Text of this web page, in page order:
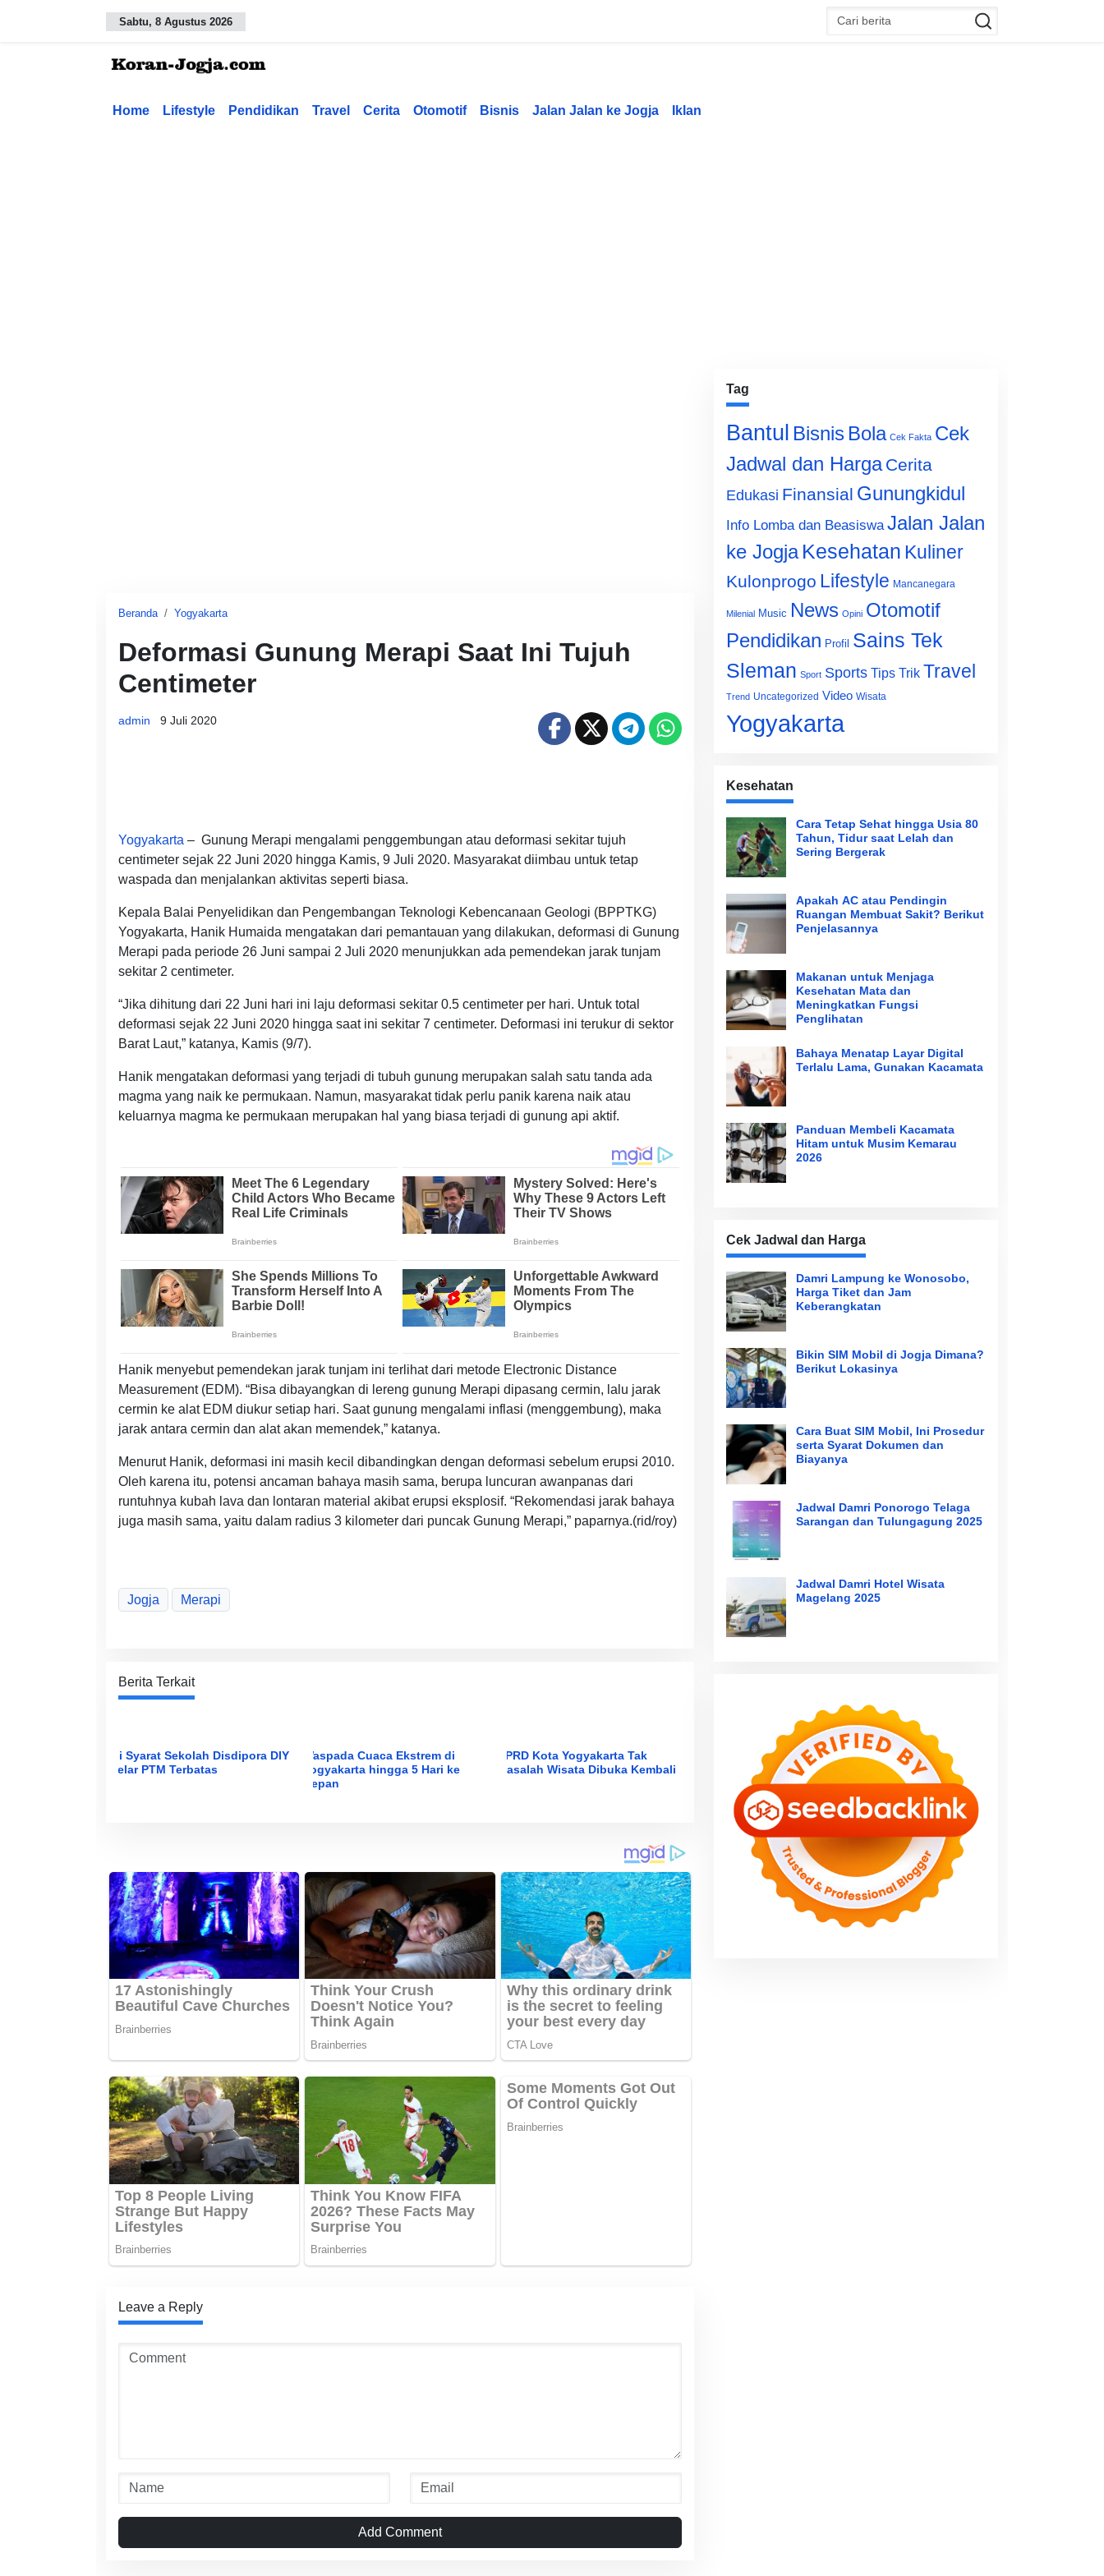
Sabtu, 8 Agustus 2026
Home Lifestyle Pendidikan Travel Cerita Otomotif Bisnis Jalan Jalan ke Jogja Iklan
Beranda Yogyakarta
Deformasi Gunung Merapi Saat Ini Tujuh
Centimeter
admin 9 Juli 2020
Yogyakarta – Gunung Merapi mengalami penggembungan atau deformasi sekitar tujuh
centimeter sejak 22 Juni 2020 hingga Kamis, 9 Juli 2020. Masyarakat diimbau untuk tetap
waspada dan menjalankan aktivitas seperti biasa.
Kepala Balai Penyelidikan dan Pengembangan Teknologi Kebencanaan Geologi (BPPTKG)
Yogyakarta, Hanik Humaida mengatakan dari pemantauan yang dilakukan, deformasi di Gunung
Merapi pada periode 26 Juni sampai 2 Juli 2020 menunjukkan ada pemendekan jarak tunjam
sekitar 2 centimeter.
“Jika dihitung dari 22 Juni hari ini laju deformasi sekitar 0.5 centimeter per hari. Untuk total
deformasi sejak 22 Juni 2020 hingga saat ini sekitar 7 centimeter. Deformasi ini terukur di sektor
Barat Laut,” katanya, Kamis (9/7).
Hanik mengatakan deformasi yang terjadi di tubuh gunung merupakan salah satu tanda ada
magma yang naik ke permukaan. Namun, masyarakat tidak perlu panik karena naik atau
keluarnya magma ke permukaan merupakan hal yang biasa terjadi di gunung api aktif.
Hanik menyebut pemendekan jarak tunjam ini terlihat dari metode Electronic Distance
Measurement (EDM). “Bisa dibayangkan di lereng gunung Merapi dipasang cermin, lalu jarak
cermin ke alat EDM diukur setiap hari. Saat gunung mengalami inflasi (menggembung), maka
jarak antara cermin dan alat akan memendek,” katanya.
Menurut Hanik, deformasi ini masih kecil dibandingkan dengan deformasi sebelum erupsi 2010.
Oleh karena itu, potensi ancaman bahaya masih sama, berupa luncuran awanpanas dari
runtuhnya kubah lava dan lontaran material akibat erupsi eksplosif. “Rekomendasi jarak bahaya
juga masih sama, yaitu dalam radius 3 kilometer dari puncak Gunung Merapi,” paparnya.(rid/roy)
Jogja Merapi
Berita Terkait
Ini Syarat Sekolah Disdipora DIY
Gelar PTM Terbatas
Waspada Cuaca Ekstrem di
Yogyakarta hingga 5 Hari ke
Depan
DPRD Kota Yogyakarta Tak
Masalah Wisata Dibuka Kembali
Leave a Reply
Add Comment
Tag
Bantul Bisnis Bola Cek Fakta Cek
Jadwal dan Harga Cerita
Edukasi Finansial Gunungkidul
Info Lomba dan Beasiswa Jalan Jalan
ke Jogja Kesehatan Kuliner
Kulonprogo Lifestyle Mancanegara
Milenial Music News Opini Otomotif
Pendidikan Profil Sains Tek
Sleman Sport Sports Tips Trik Travel
Trend Uncategorized Video Wisata
Yogyakarta
Kesehatan
Cara Tetap Sehat hingga Usia 80
Tahun, Tidur saat Lelah dan
Sering Bergerak
Apakah AC atau Pendingin
Ruangan Membuat Sakit? Berikut
Penjelasannya
Makanan untuk Menjaga
Kesehatan Mata dan
Meningkatkan Fungsi
Penglihatan
Bahaya Menatap Layar Digital
Terlalu Lama, Gunakan Kacamata
Panduan Membeli Kacamata
Hitam untuk Musim Kemarau
2026
Cek Jadwal dan Harga
Damri Lampung ke Wonosobo,
Harga Tiket dan Jam
Keberangkatan
Bikin SIM Mobil di Jogja Dimana?
Berikut Lokasinya
Cara Buat SIM Mobil, Ini Prosedur
serta Syarat Dokumen dan
Biayanya
Jadwal Damri Ponorogo Telaga
Sarangan dan Tulungagung 2025
Jadwal Damri Hotel Wisata
Magelang 2025